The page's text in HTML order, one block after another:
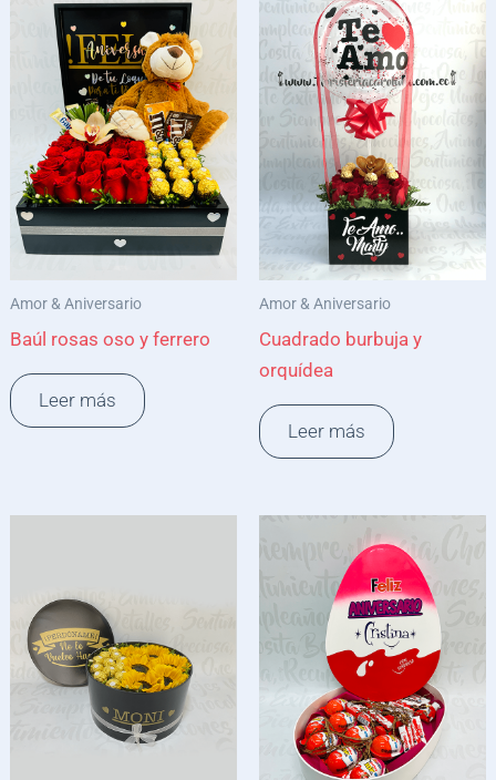
Amor & Aniversario
Baúl rosas oso y ferrero
Leer más
Amor & Aniversario
Cuadrado burbuja y
orquídea
Leer más